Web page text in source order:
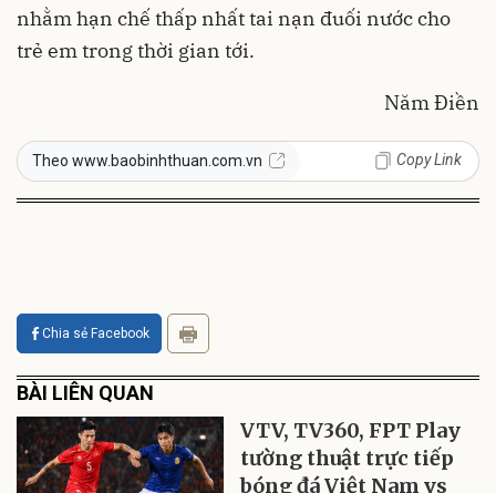
nhằm hạn chế thấp nhất tai nạn đuối nước cho
trẻ em trong thời gian tới.
Năm Điền
Theo www.baobinhthuan.com.vn Copy Link
Chia sẻ Facebook
BÀI LIÊN QUAN
VTV, TV360, FPT Play
tường thuật trực tiếp
bóng đá Việt Nam vs